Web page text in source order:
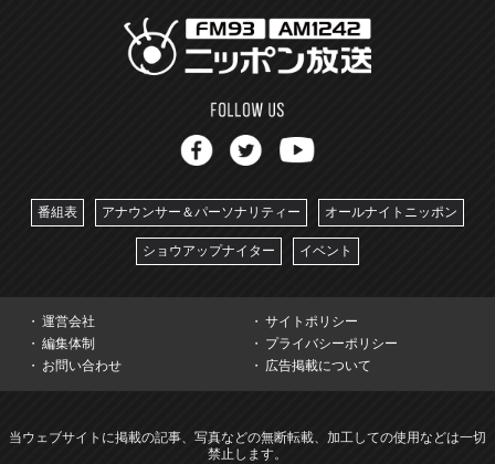
番組表 アナウンサー＆パーソナリティー オールナイトニッポン
ショウアップナイター イベント
運営会社
サイトポリシー
編集体制
プライバシーポリシー
お問い合わせ
広告掲載について
当ウェブサイトに掲載の記事、写真などの無断転載、加工しての使用などは一切
禁止します。